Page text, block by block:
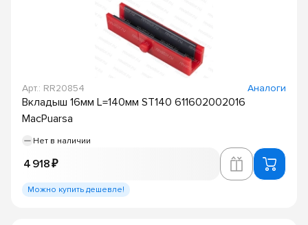
Арт.: RR20854 Аналоги
Вкладыш 16мм L=140мм ST140 611602002016
MacPuarsa
Нет в наличии
4 918 ₽
Можно купить дешевле!